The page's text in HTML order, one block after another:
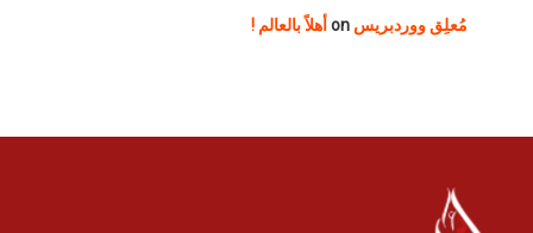
مُعلِق ووردبريس أهلاً بالعالم !